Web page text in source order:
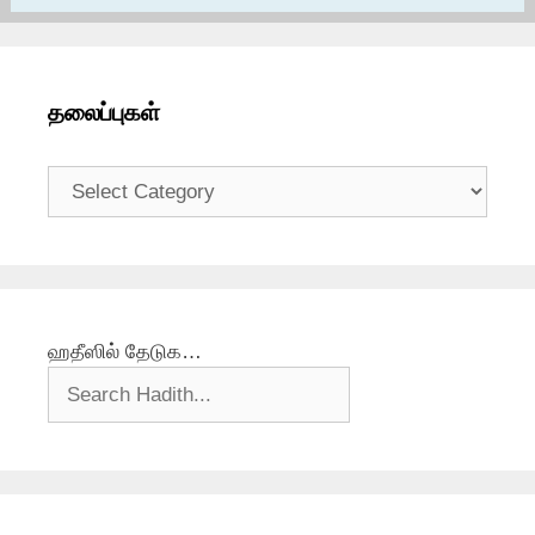
தலைப்புகள்
தலைப்புகள்
ஹதீஸில் தேடுக…